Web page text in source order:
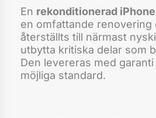
En rekonditionerad iPhone
en omfattande renovering
återställts till närmast
utbytta kritiska delar som
Den levereras med
möjliga standard.